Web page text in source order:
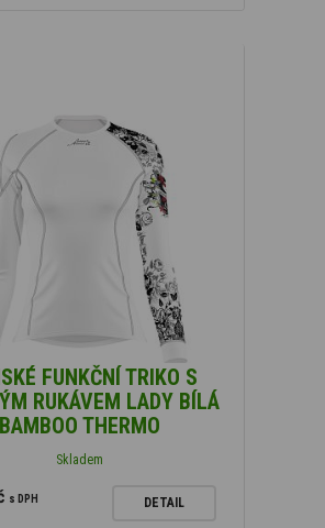
FUNKČNÍ TRIKO S
RUKÁVEM LADY BÍLÁ
BAMBOO THERMO
Skladem
s DPH DETAIL